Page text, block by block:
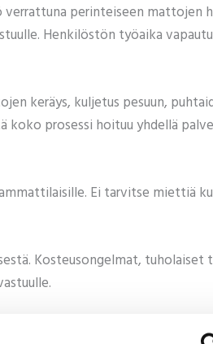
perinteiseen mattojen
Henkilöstön työaika
keräys, kuljetus pesuun,
prosessi hoituu yhdellä
Ei tarvitse miettiä
Kosteusongelmat, tuholaiset